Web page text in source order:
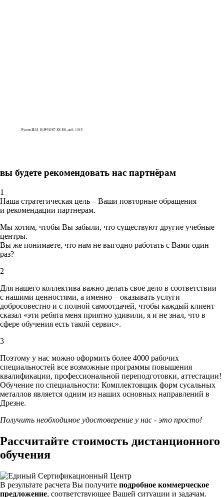
вы будете рекомендовать нас партнёрам
1
Наша стратегическая цель – Ваши повторные обращения
и рекомендации партнерам.
Мы хотим, чтобы Вы забыли, что существуют другие учебные
центры.
Вы же понимаете, что нам не выгодно работать с Вами один
раз?
2
Для нашего коллектива важно делать свое дело в соответствии
с нашими ценностями, а именно – оказывать услуги
добросовестно и с полной самоотдачей, чтобы каждый клиент
сказал «эти ребята меня приятно удивили, я и не знал, что в
сфере обучения есть такой сервис».
3
Поэтому у нас можно оформить более 4000 рабочих
специальностей все возможные программы повышения
квалификации, профессиональной переподготовки, аттестации!
Обучение по специальности: Комплектовщик форм сусальных
металлов является одним из наших основных направлений в
Дрезне.
Получить необходимое удостоверение у нас - это просто!
Рассчитайте стоимость дистанционного
обучения
В результате расчета Вы получите подробное коммерческое
предложение, соответствующее Вашей ситуации и задачам.